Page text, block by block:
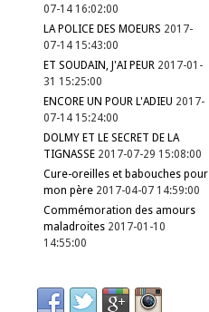
07-14 16:02:00
LA POLICE DES MOEURS 2017-
07-14 15:43:00
ET SOUDAIN, J'AI PEUR 2017-01-
31 15:25:00
ENCORE UN POUR L'ADIEU 2017-
07-14 15:24:00
DOLMY ET LE SECRET DE LA
TIGNASSE 2017-07-29 15:08:00
Cure-oreilles et babouches pour
mon père 2017-04-07 14:59:00
Commémoration des amours
maladroites 2017-01-10
14:55:00